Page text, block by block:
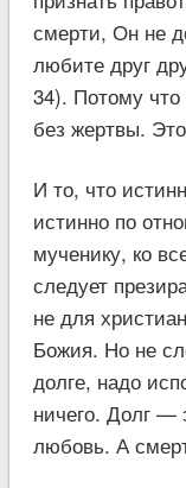
смерти, Он не
любите друг
34). Потому
без жертвы.
И то, что
истинно по
мученику, ко
следует
не для
Божия. Но не
долге, надо
ничего. Долг —
любовь. А